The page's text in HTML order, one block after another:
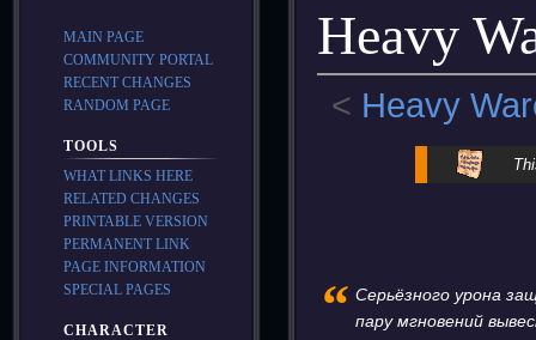
Heavy
< Heavy
“ Серьёзного урона
пару мгновений
MAIN PAGE
COMMUNITY PORTAL
RECENT CHANGES
RANDOM PAGE
TOOLS
WHAT LINKS HERE
RELATED CHANGES
PRINTABLE VERSION
PERMANENT LINK
PAGE INFORMATION
SPECIAL PAGES
CHARACTER